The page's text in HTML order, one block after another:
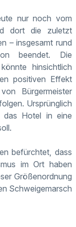
nur noch vom
dort die zuletzt
– insgesamt rund
beendet. Die
hinsichtlich
positiven Effekt
Bürgermeister
Ursprünglich
das Hotel in eine
befürchtet, dass
im Ort haben
Größenordnung
Schweigemarsch